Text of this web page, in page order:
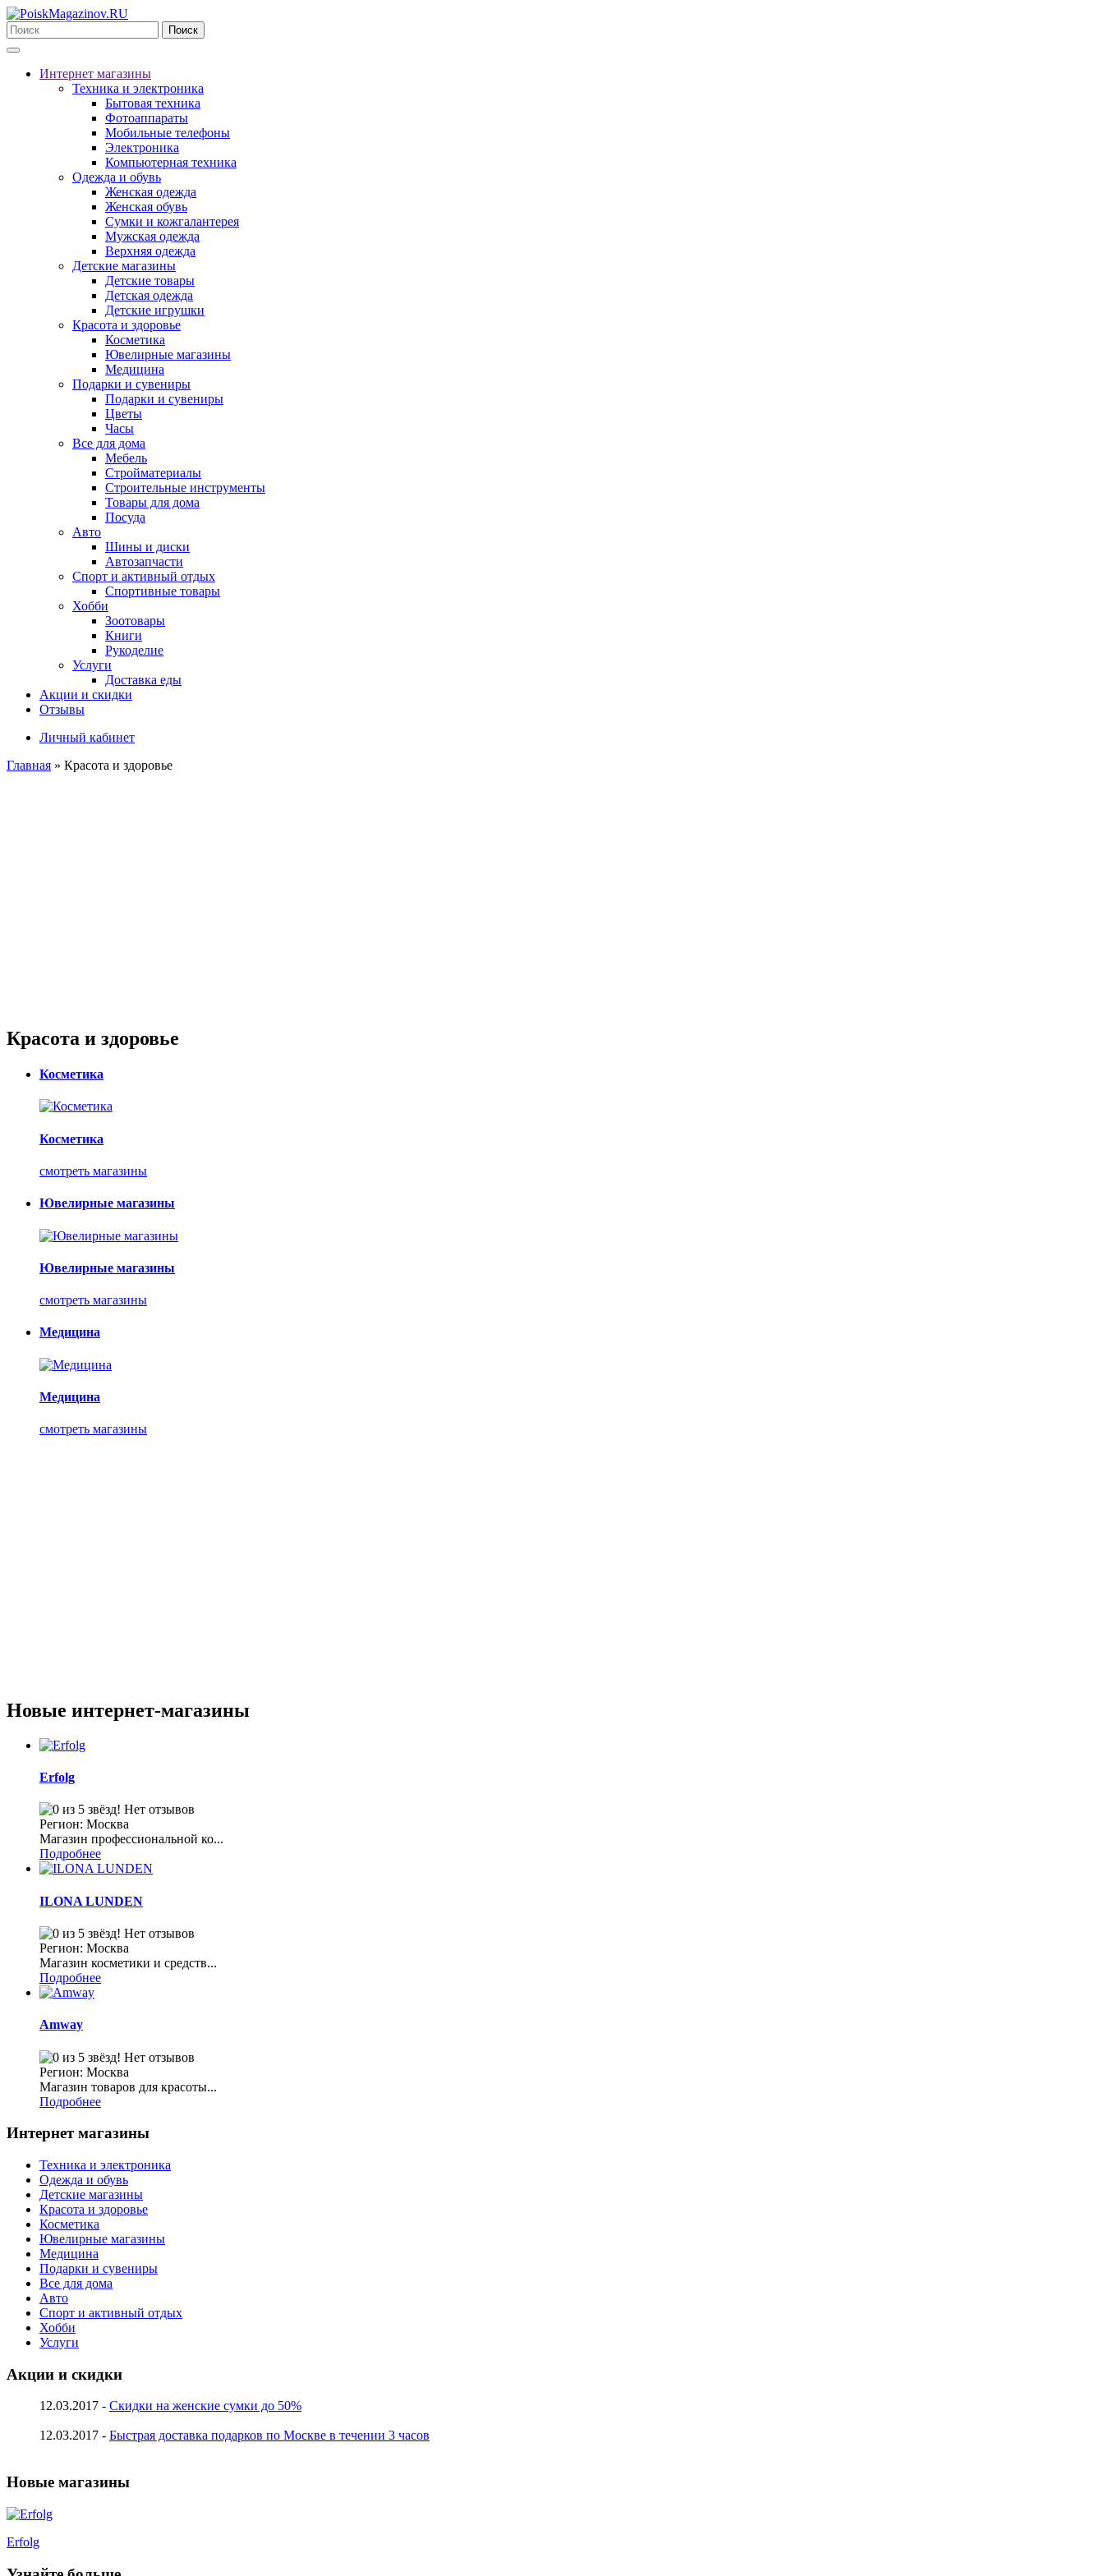
Поиск
Интернет магазины
Техника и электроника
Бытовая техника
Фотоаппараты
Мобильные телефоны
Электроника
Компьютерная техника
Одежда и обувь
Женская одежда
Женская обувь
Сумки и кожгалантерея
Мужская одежда
Верхняя одежда
Детские магазины
Детские товары
Детская одежда
Детские игрушки
Красота и здоровье
Косметика
Ювелирные магазины
Медицина
Подарки и сувениры
Подарки и сувениры
Цветы
Часы
Все для дома
Мебель
Стройматериалы
Строительные инструменты
Товары для дома
Посуда
Авто
Шины и диски
Автозапчасти
Спорт и активный отдых
Спортивные товары
Хобби
Зоотовары
Книги
Рукоделие
Услуги
Доставка еды
Акции и скидки
Отзывы
Личный кабинет
Главная » Красота и здоровье
Красота и здоровье
Косметика
Косметика
смотреть магазины
Ювелирные магазины
Ювелирные магазины
смотреть магазины
Медицина
Медицина
смотреть магазины
Новые интернет-магазины
Erfolg
Нет отзывов
Регион: Москва
Магазин профессиональной ко...
Подробнее
ILONA LUNDEN
Нет отзывов
Регион: Москва
Магазин косметики и средств...
Подробнее
Amway
Нет отзывов
Регион: Москва
Магазин товаров для красоты...
Подробнее
Интернет магазины
Техника и электроника
Одежда и обувь
Детские магазины
Красота и здоровье
Косметика
Ювелирные магазины
Медицина
Подарки и сувениры
Все для дома
Авто
Спорт и активный отдых
Хобби
Услуги
Акции и скидки
12.03.2017 - Скидки на женские сумки до 50%
12.03.2017 - Быстрая доставка подарков по Москве в течении 3 часов
Новые магазины
Erfolg